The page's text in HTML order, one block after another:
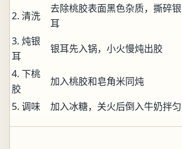
2. 清洗
去除桃胶表面黑色杂质，撕碎银
耳
3. 炖银
耳
银耳先入锅，小火慢炖出胶
4. 下桃
胶
加入桃胶和皂角米同炖
5. 调味
加入冰糖，关火后倒入牛奶拌匀